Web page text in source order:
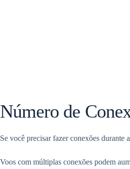
Número de
Se você precisar fazer conexões durante
Voos com múltiplas conexões podem